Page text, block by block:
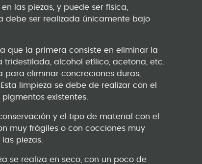
las piezas, y puede ser física,
debe ser realizada únicamente bajo
que la primera consiste en eliminar la
alcohol etílico, acetona, etc.
eliminar concreciones duras,
limpieza se debe de realizar con el
existentes.
y el tipo de material con el
muy frágiles o con cocciones muy
piezas.
se realiza en seco, con un poco de